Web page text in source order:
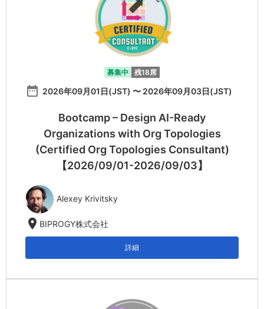
募集中 残18席
date_range 2026年09月01日(JST) 〜 2026年09月03日(JST)
Bootcamp – Design AI-Ready
Organizations with Org Topologies
(Certified Org Topologies Consultant)
【2026/09/01-2026/09/03】
Alexey Krivitsky
location_on BIPROGY株式会社
詳細